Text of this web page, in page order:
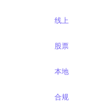
线上
股票
本地
合规